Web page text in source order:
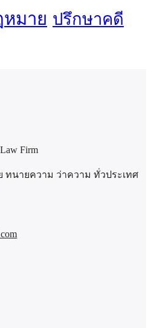
มาย ปรึกษาคดี
Firm
นายความ ว่าความ ทั่วประเทศ